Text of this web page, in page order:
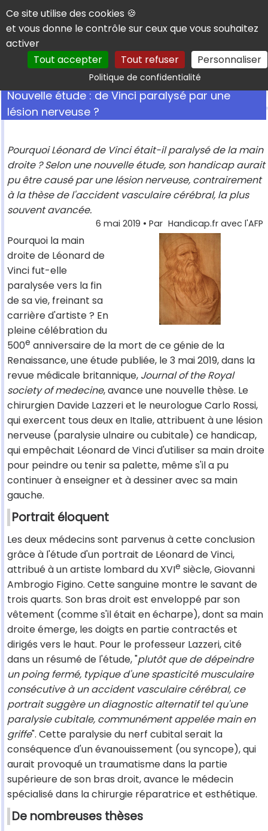
Panneau de gestion des cookies
Ce site utilise des cookies 🍪
et vous donne le contrôle sur ceux que vous souhaitez
activer
Tout accepter
Tout refuser Personnaliser
Politique de confidentialitéRechercher
Nouvelle étude : de Vinci paralysé par une
lésion nerveuse ?
Pourquoi Léonard de Vinci était-il paralysé de la main
droite ? Selon une nouvelle étude, son handicap aurait
pu être causé par une lésion nerveuse, contrairement
à la thèse de l'accident vasculaire cérébral, la plus
souvent avancée.
6 mai 2019 • Par Handicap.fr avec l'AFP
Pourquoi la main
droite de Léonard de
Vinci fut-elle
paralysée vers la fin
de sa vie, freinant sa
carrière d'artiste ? En
pleine célébration du
500e anniversaire de la mort de ce génie de la
Renaissance, une étude publiée, le 3 mai 2019, dans la
revue médicale britannique, Journal of the Royal
society of medecine, avance une nouvelle thèse. Le
chirurgien Davide Lazzeri et le neurologue Carlo Rossi,
qui exercent tous deux en Italie, attribuent à une lésion
nerveuse (paralysie ulnaire ou cubitale) ce handicap,
qui empêchait Léonard de Vinci d'utiliser sa main droite
pour peindre ou tenir sa palette, même s'il a pu
continuer à enseigner et à dessiner avec sa main
gauche.
Portrait éloquent
Les deux médecins sont parvenus à cette conclusion
grâce à l'étude d'un portrait de Léonard de Vinci,
attribué à un artiste lombard du XVIe siècle, Giovanni
Ambrogio Figino. Cette sanguine montre le savant de
trois quarts. Son bras droit est enveloppé par son
vêtement (comme s'il était en écharpe), dont sa main
droite émerge, les doigts en partie contractés et
dirigés vers le haut. Pour le professeur Lazzeri, cité
dans un résumé de l'étude, "plutôt que de dépeindre
un poing fermé, typique d'une spasticité musculaire
consécutive à un accident vasculaire cérébral, ce
portrait suggère un diagnostic alternatif tel qu'une
paralysie cubitale, communément appelée main en
griffe". Cette paralysie du nerf cubital serait la
conséquence d'un évanouissement (ou syncope), qui
aurait provoqué un traumatisme dans la partie
supérieure de son bras droit, avance le médecin
spécialisé dans la chirurgie réparatrice et esthétique.
De nombreuses thèses